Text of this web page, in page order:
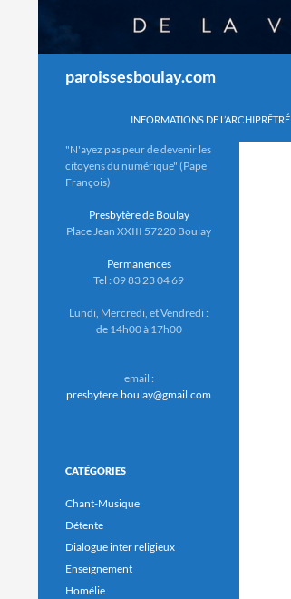
paroissesboulay.com
INFORMATIONS DE L’ARCHIPRÊTRÉ
"N'ayez pas peur de devenir les
citoyens du numérique" (Pape
François)
Presbytère de Boulay
Place Jean XXIII 57220 Boulay
Permanences
Tel : 09 83 23 04 69
Lundi, Mercredi, et Vendredi :
de 14h00 à 17h00
email :
presbytere.boulay@gmail.com
CATÉGORIES
Chant-Musique
Détente
Dialogue inter religieux
Enseignement
Homélie